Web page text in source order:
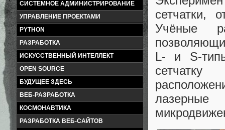
СИСТЕМНОЕ АДМИНИСТРИРОВАНИЕ
УПРАВЛЕНИЕ ПРОЕКТАМИ
PYTHON
РАЗРАБОТКА
ИСКУССТВЕННЫЙ ИНТЕЛЛЕКТ
OPEN SOURCE
БУДУЩЕЕ ЗДЕСЬ
ВЕБ-РАЗРАБОТКА
КОСМОНАВТИКА
РАЗРАБОТКА ВЕБ-САЙТОВ
сетчатки,
Учёные
L- и S-